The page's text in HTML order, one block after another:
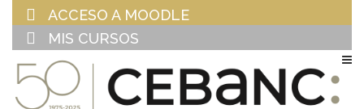
ACCESO A MOODLE
MIS CURSOS